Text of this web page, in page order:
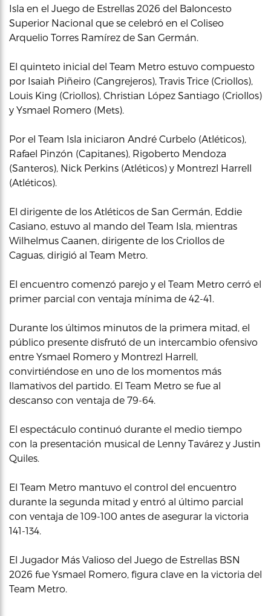
Isla en el Juego de Estrellas 2026 del Baloncesto
Superior Nacional que se celebró en el Coliseo
Arquelio Torres Ramírez de San Germán.
El quinteto inicial del Team Metro estuvo compuesto
por Isaiah Piñeiro (Cangrejeros), Travis Trice (Criollos),
Louis King (Criollos), Christian López Santiago (Criollos)
y Ysmael Romero (Mets).
Por el Team Isla iniciaron André Curbelo (Atléticos),
Rafael Pinzón (Capitanes), Rigoberto Mendoza
(Santeros), Nick Perkins (Atléticos) y Montrezl Harrell
(Atléticos).
El dirigente de los Atléticos de San Germán, Eddie
Casiano, estuvo al mando del Team Isla, mientras
Wilhelmus Caanen, dirigente de los Criollos de
Caguas, dirigió al Team Metro.
El encuentro comenzó parejo y el Team Metro cerró el
primer parcial con ventaja mínima de 42-41.
Durante los últimos minutos de la primera mitad, el
público presente disfrutó de un intercambio ofensivo
entre Ysmael Romero y Montrezl Harrell,
convirtiéndose en uno de los momentos más
llamativos del partido. El Team Metro se fue al
descanso con ventaja de 79-64.
El espectáculo continuó durante el medio tiempo
con la presentación musical de Lenny Tavárez y Justin
Quiles.
El Team Metro mantuvo el control del encuentro
durante la segunda mitad y entró al último parcial
con ventaja de 109-100 antes de asegurar la victoria
141-134.
El Jugador Más Valioso del Juego de Estrellas BSN
2026 fue Ysmael Romero, figura clave en la victoria del
Team Metro.